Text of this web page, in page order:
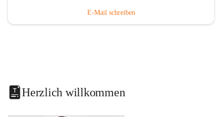
E-Mail schreiben
Herzlich willkommen